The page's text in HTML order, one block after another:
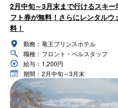
2月中旬～3月末まで行けるスキ
フト券が無料！さらにレンタル
料！
勤務： 竜王プリンスホテル
職種： フロント・ベルスタッフ
給与： 1,200円
期間： 2月中旬～3月末